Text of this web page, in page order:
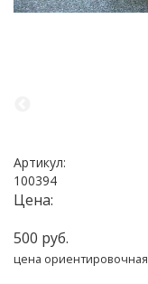
Артикул:
100394
Цена:
500 руб.
цена ориентировочная